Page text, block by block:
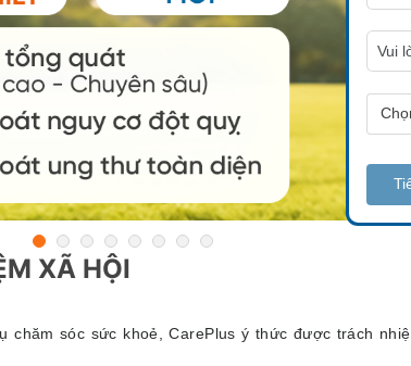
XÃ HỘI
chăm sóc sức khoẻ, CarePlus ý thức được trách